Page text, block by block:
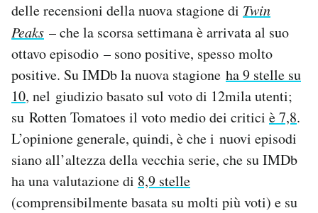
AREA PERSONALE
Area Personale
Newsletter
Notifiche mobile
Regala il Post
delle recensioni della nuova stagione di Twin
Peaks – che la scorsa settimana è arrivata al suo
ottavo episodio – sono positive, spesso molto
positive. Su IMDb la nuova stagione ha 9 stelle su
10, nel giudizio basato sul voto di 12mila utenti;
su Rotten Tomatoes il voto medio dei critici è 7,8.
L’opinione generale, quindi, è che i nuovi episodi
siano all’altezza della vecchia serie, che su IMDb
ha una valutazione di 8,9 stelle
(comprensibilmente basata su molti più voti) e su